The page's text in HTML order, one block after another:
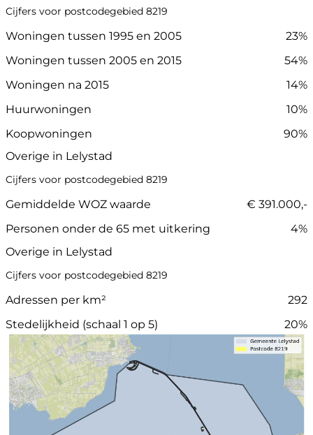
Cijfers voor postcodegebied 8219
Woningen tussen 1995 en 2005
23%
Woningen tussen 2005 en 2015
54%
Woningen na 2015
14%
Huurwoningen
10%
Koopwoningen
90%
Overige in Lelystad
Cijfers voor postcodegebied 8219
Gemiddelde WOZ waarde
€ 391.000,-
Personen onder de 65 met uitkering
4%
Overige in Lelystad
Cijfers voor postcodegebied 8219
Adressen per km²
292
Stedelijkheid (schaal 1 op 5)
20%